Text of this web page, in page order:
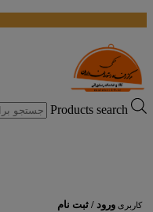
Products search
کاربری ورود / ثبت نام